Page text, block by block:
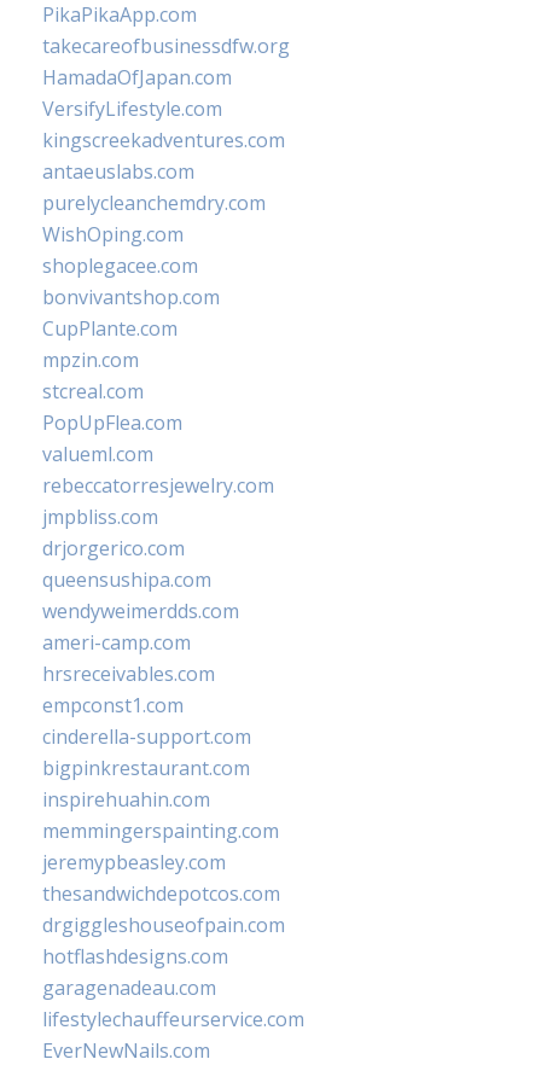
PikaPikaApp.com
takecareofbusinessdfw.org
HamadaOfJapan.com
VersifyLifestyle.com
kingscreekadventures.com
antaeuslabs.com
purelycleanchemdry.com
WishOping.com
shoplegacee.com
bonvivantshop.com
CupPlante.com
mpzin.com
stcreal.com
PopUpFlea.com
valueml.com
rebeccatorresjewelry.com
jmpbliss.com
drjorgerico.com
queensushipa.com
wendyweimerdds.com
ameri-camp.com
hrsreceivables.com
empconst1.com
cinderella-support.com
bigpinkrestaurant.com
inspirehuahin.com
memmingerspainting.com
jeremypbeasley.com
thesandwichdepotcos.com
drgiggleshouseofpain.com
hotflashdesigns.com
garagenadeau.com
lifestylechauffeurservice.com
EverNewNails.com